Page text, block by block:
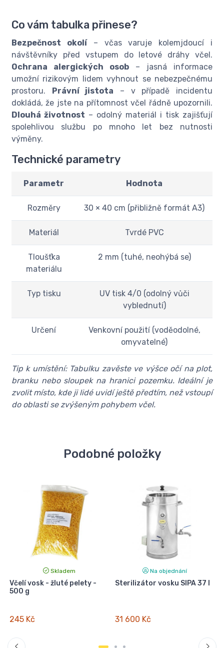
Co vám tabulka přinese?
Bezpečnost okolí– včas varuje kolemjdoucí i
návštěvníky před vstupem do letové dráhy včel.
Ochrana alergických osob – jasná informace
umožní rizikovým lidem vyhnout se nebezpečnému
prostoru.
Právní jistota – v případě incidentu
dokládá, že jste na přítomnost včel řádně upozornili.
Dlouhá životnost – odolný materiál i tisk zajišťují
spolehlivou službu po mnoho let bez nutnosti
výměny.
Technické parametry
Parametr Hodnota
Rozměry 30 × 40 cm (přibližně formát A3)
Materiál Tvrdé PVC
Tloušťka
materiálu
2 mm (tuhé, neohýbá se)
Typ tisku
UV tisk 4/0 (odolný vůči
vyblednutí)
Určení
Venkovní použití (voděodolné,
omyvatelné)
Tip k umístění: Tabulku zavěste ve výšce očí na plot,
branku nebo sloupek na hranici pozemku. Ideální je
zvolit místo, kde ji lidé uvidí ještě předtím, než vstoupí
do oblasti se zvýšeným pohybem včel.
Podobné položky
Skladem
Včelí vosk - žluté pelety -
500 g
245 Kč
Na objednání
Sterilizátor vosku SIPA 37 l
31 600 Kč